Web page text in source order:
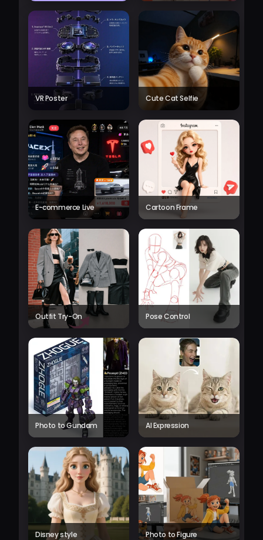
VR Poster Cute Cat Selfie
E-commerce Live Cartoon Frame
Outfit Try-On Pose Control
Photo to Gundam AI Expression
Disney style Photo to Figure